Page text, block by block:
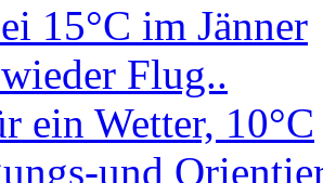
15°C im Jänner
Flug..
ein Wetter, 10°C
und